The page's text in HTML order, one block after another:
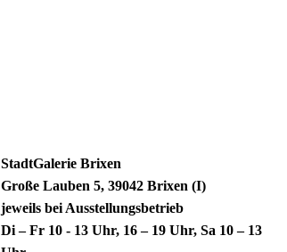
StadtGalerie Brixen
Große Lauben 5, 39042 Brixen (I)
jeweils bei Ausstellungsbetrieb
Di – Fr 10 - 13 Uhr, 16 – 19 Uhr, Sa 10 – 13